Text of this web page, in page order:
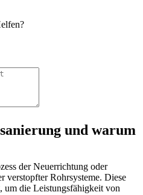
und warum
der Neuerrichtung oder
verstopfter Rohrsysteme. Diese
um die Leistungsfähigkeit von